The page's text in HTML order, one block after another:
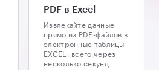
PDF в Excel
Извлекайте данные
прямо из PDF-файлов в
электронные таблицы
EXCEL, всего через
несколько секунд.